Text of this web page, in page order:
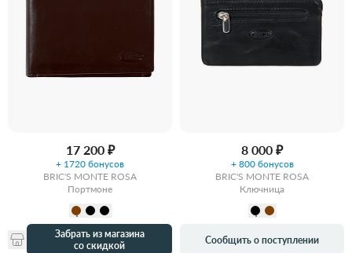
17 200 ₽
+ 1720 бонусов
BRIC'S MONTE ROSA
Портмоне
Забрать из магазина
со скидкой
8 000 ₽
+ 800 бонусов
BRIC'S MONTE ROSA
Ключница
Сообщить о поступлении